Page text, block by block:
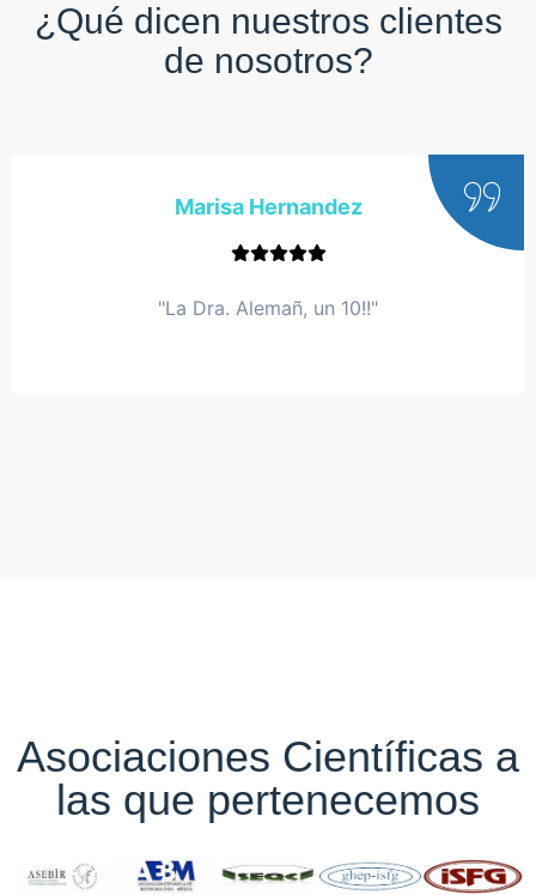
¿Qué dicen nuestros clientes
de nosotros?
Marisa Hernandez
"La Dra. Alemañ, un 10!!"
Asociaciones Científicas a
las que pertenecemos